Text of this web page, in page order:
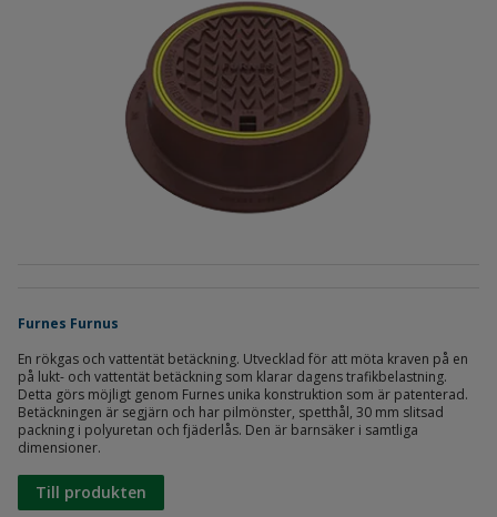
Furnes Furnus
En rökgas och vattentät betäckning. Utvecklad för att möta kraven på en
på lukt- och vattentät betäckning som klarar dagens trafikbelastning.
Detta görs möjligt genom Furnes unika konstruktion som är patenterad.
Betäckningen är segjärn och har pilmönster, spetthål, 30 mm slitsad
packning i polyuretan och fjäderlås. Den är barnsäker i samtliga
dimensioner.
Till produkten